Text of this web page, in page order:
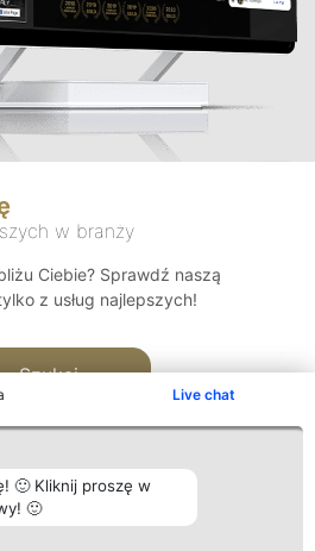
Live chat
🙂 Kliknij proszę w
🙂
w branży
Ciebie? Sprawdź naszą
z usług najlepszych!
Szukaj